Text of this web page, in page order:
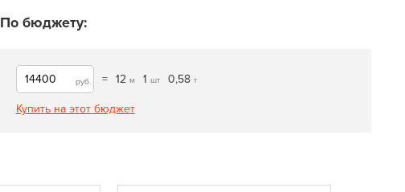
По бюджету:
руб. = 12 м 1 шт 0,58 т
Купить на этот бюджет